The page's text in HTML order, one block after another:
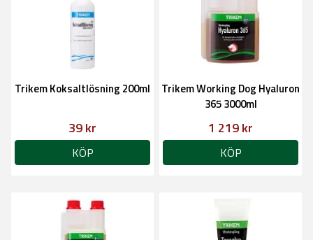
Trikem Koksaltlösning 200ml
39 kr
KÖP
Trikem Working Dog Hyaluron
365 3000ml
1 219 kr
KÖP